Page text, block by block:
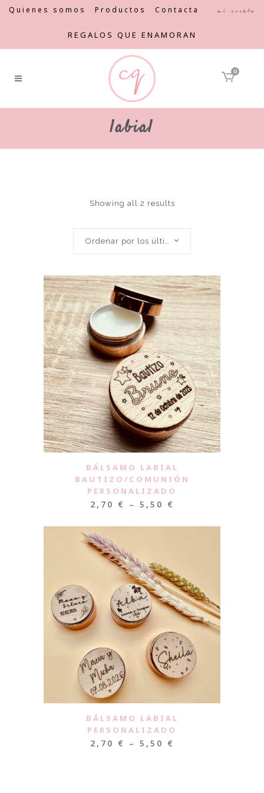
Quienes somos Productos Contacta Mi cuenta
REGALOS QUE ENAMORAN
0
labial
Showing all 2 results
Ordenar por los últimos
BÁLSAMO LABIAL
BAUTIZO/COMUNIÓN
PERSONALIZADO
2,70 € – 5,50 €
BÁLSAMO LABIAL
PERSONALIZADO
2,70 € – 5,50 €